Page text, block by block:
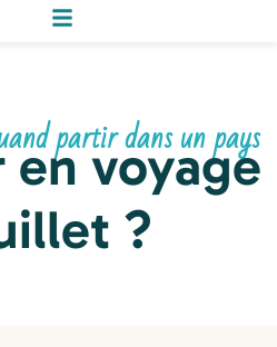
partir dans un pays
voyage
?